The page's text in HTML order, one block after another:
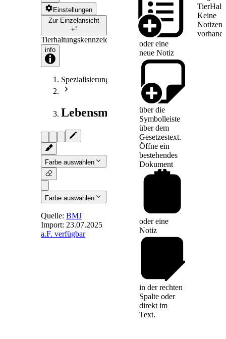
Einstellungen
Zur Einzelansicht
Tierhaltungskennzeichnungsgesetz
info
Spezialisierungen
Lebensmittelrecht
Farbe auswählen
Farbe auswählen
§ 42-
Quelle:BMJ
Import: 23.07.2025
a.F. verfügbar
oder eine
neue Notiz
über die
Symbolleiste
über dem
Gesetzestext.
Öffne ein
bestehendes
Dokument
oder eine
Notiz
in der rechten
Spalte oder
direkt im
Text.
Keine
Notizen